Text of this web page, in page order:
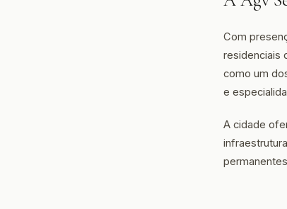
Com
residenciais
como um
e
A cidade